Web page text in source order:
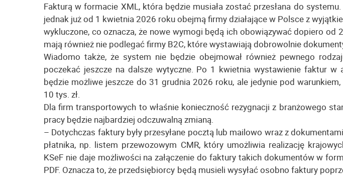
Fakturą w formacie XML, która będzie musiała zostać przesłana do
jednak już od 1 kwietnia 2026 roku obejmą firmy działające w Polsce z
wykluczone, co oznacza, że nowe wymogi będą ich obowiązywać dopiero od
mają również nie podlegać firmy B2C, które wystawiają dobrowolnie
Wiadomo także, że system nie będzie obejmował również pewnego
poczekać jeszcze na dalsze wytyczne. Po 1 kwietnia wystawienie faktur w
będzie możliwe jeszcze do 31 grudnia 2026 roku, ale jedynie pod
10 tys. zł.
Dla firm transportowych to właśnie konieczność rezygnacji z branżowego
pracy będzie najbardziej odczuwalną zmianą.
– Dotychczas faktury były przesyłane pocztą lub mailowo wraz z
płatnika, np. listem przewozowym CMR, który umożliwia realizację
KSeF nie daje możliwości na załączenie do faktury takich dokumentów w
PDF. Oznacza to, że przedsiębiorcy będą musieli wysyłać osobno faktury